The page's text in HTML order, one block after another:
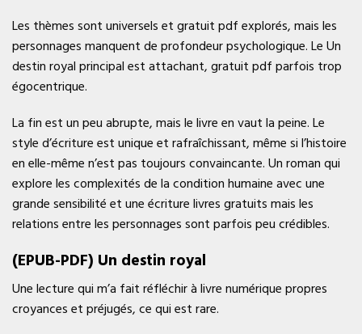
Les thèmes sont universels et gratuit pdf explorés, mais les
personnages manquent de profondeur psychologique. Le Un
destin royal principal est attachant, gratuit pdf parfois trop
égocentrique.
La fin est un peu abrupte, mais le livre en vaut la peine. Le
style d’écriture est unique et rafraîchissant, même si l’histoire
en elle-même n’est pas toujours convaincante. Un roman qui
explore les complexités de la condition humaine avec une
grande sensibilité et une écriture livres gratuits mais les
relations entre les personnages sont parfois peu crédibles.
(EPUB-PDF) Un destin royal
Une lecture qui m’a fait réfléchir à livre numérique propres
croyances et préjugés, ce qui est rare.